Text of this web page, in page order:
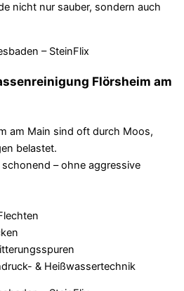
nicht nur sauber, sondern auch
Flörsheim am
am Main sind oft durch Moos,
belastet.
– ohne aggressive
& Heißwassertechnik